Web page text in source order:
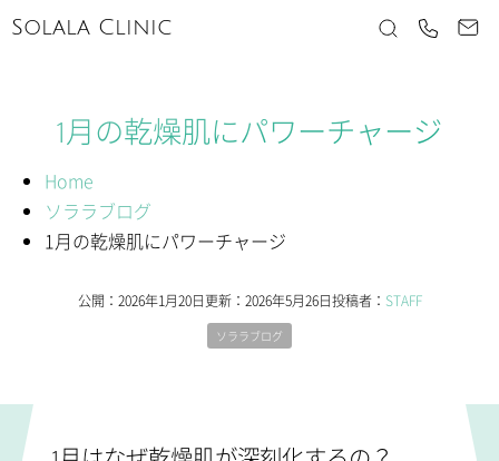
Solala Clinic
Home
ソララブログ
1月の乾燥肌にパワーチャージ
1月の乾燥肌にパワーチャージ
公開： 2026年1月20日更新： 2026年5月26日投稿者： STAFF
ソララブログ